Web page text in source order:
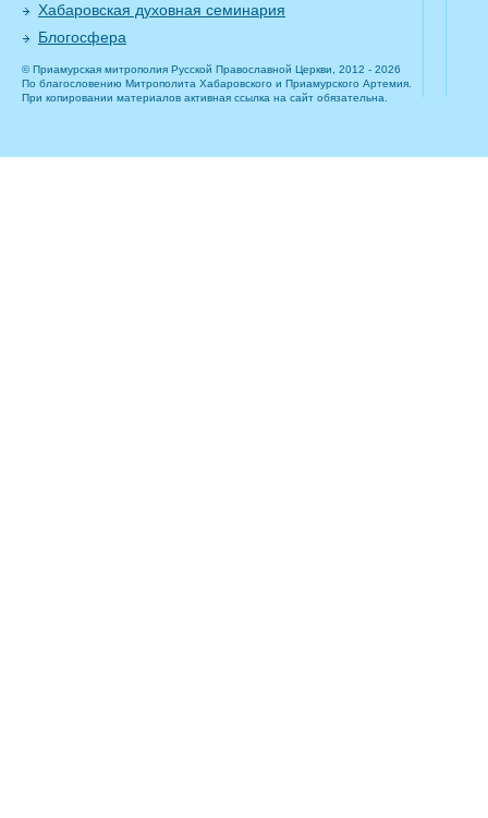
Хабаровская духовная семинария
Блогосфера
© Приамурская митрополия Русской Православной Церкви, 2012 - 2026
По благословению Митрополита Хабаровского и Приамурского Артемия.
При копировании материалов активная ссылка на сайт обязательна.